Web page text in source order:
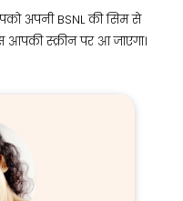
अपनी BSNL की सिम से
स्क्रीन पर आ जाएगा।